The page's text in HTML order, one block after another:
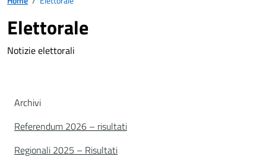
Elettorale
Notizie elettorali
Archivi
Referendum 2026 – risultati
Regionali 2025 – Risultati